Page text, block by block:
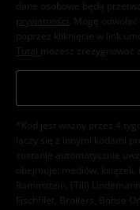
dane osobowe będą
prywatności . Mogę
poprzez kliknięcie w link
Tutaj możesz zrezygnować
*Kod jest ważny przez 4
łączy się z innymi kodami
zostanie automatycznie
obejmuje: mediów,
Rammstein, (Till)
Fischfilet, Broilers, Böhse